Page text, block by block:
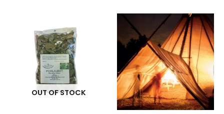
OUT OF STOCK